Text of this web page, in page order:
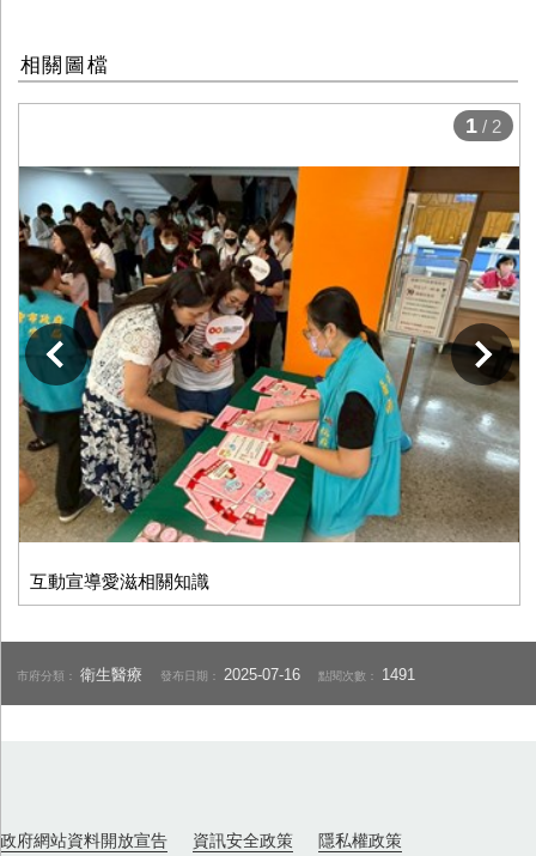
相關圖檔
互動宣導愛滋相關知識
下一張
1 / 2
市府分類：衛生醫療 發布日期：2025-07-16 點閱次數： 1491
政府網站資料開放宣告 資訊安全政策 隱私權政策